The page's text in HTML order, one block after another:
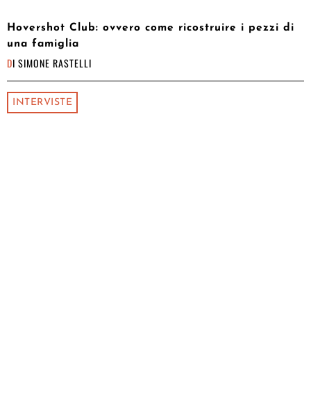
Hovershot Club: ovvero come ricostruire i pezzi di
una famiglia
DI SIMONE RASTELLI
INTERVISTE